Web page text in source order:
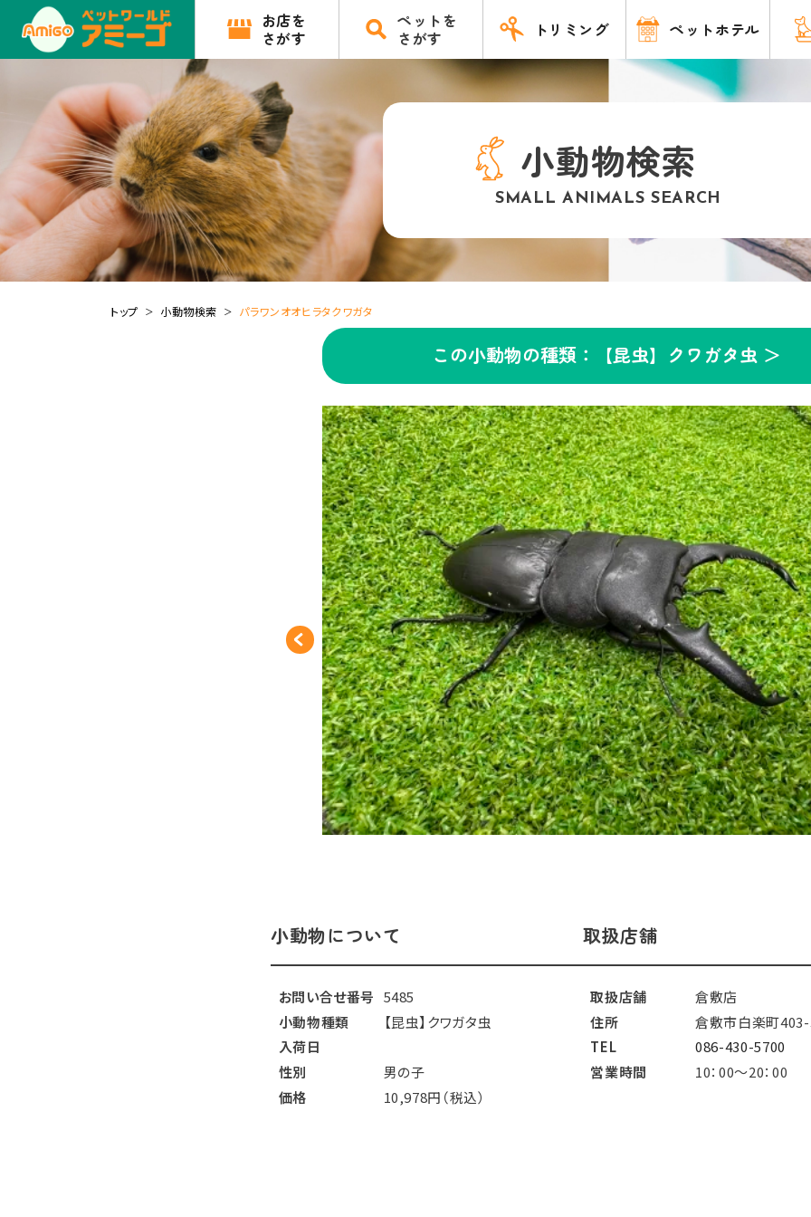
お店を
さがす
ペットを
さがす
トリミング ペットホテル
小動物検索
SMALL ANIMALS SEARCH
トップ 小動物検索 パラワンオオヒラタクワガタ
この小動物の種類：【昆虫】クワガタ虫 ＞
小動物について
お問い合せ番号 5485
小動物種類
【昆虫】クワガタ虫
入荷日
性別
男の子
価格
10,978円（税込）
取扱店舗
取扱店舗
倉敷店
住所
倉敷市白楽町
TEL
086-430-5700
営業時間
10：00～20：00